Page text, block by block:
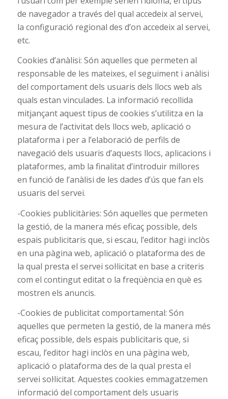
de navegador a través del qual accedeix al servei,
la configuració regional des d’on accedeix al servei,
etc.
Cookies d’anàlisi: Són aquelles que permeten al
responsable de les mateixes, el seguiment i anàlisi
del comportament dels usuaris dels llocs web als
quals estan vinculades. La informació recollida
mitjançant aquest tipus de cookies s’utilitza en la
mesura de l’activitat dels llocs web, aplicació o
plataforma i per a l’elaboració de perfils de
navegació dels usuaris d’aquests llocs, aplicacions i
plataformes, amb la finalitat d’introduir millores
en funció de l’anàlisi de les dades d’ús que fan els
usuaris del servei.
-Cookies publicitàries: Són aquelles que permeten
la gestió, de la manera més eficaç possible, dels
espais publicitaris que, si escau, l’editor hagi inclòs
en una pàgina web, aplicació o plataforma des de
la qual presta el servei sol·licitat en base a criteris
com el contingut editat o la freqüència en què es
mostren els anuncis.
-Cookies de publicitat comportamental: Són
aquelles que permeten la gestió, de la manera més
eficaç possible, dels espais publicitaris que, si
escau, l’editor hagi inclòs en una pàgina web,
aplicació o plataforma des de la qual presta el
servei sol·licitat. Aquestes cookies emmagatzemen
informació del comportament dels usuaris